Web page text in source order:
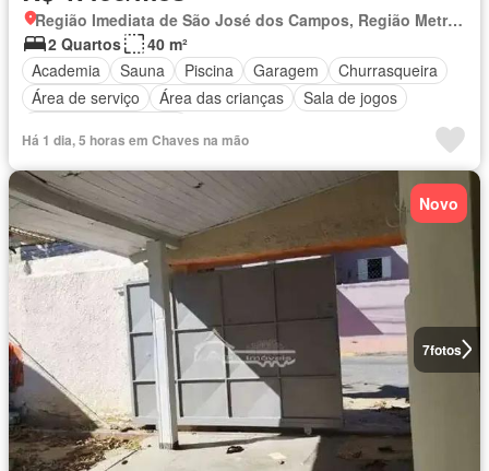
Região Imediata de São José dos Campos, Região Metropolitana do Vale do Paraíba e Litoral Norte
2 Quartos
40 m²
Academia
Sauna Piscina Garagem
Churrasqueira
Área de serviço
Área das crianças
Sala de jogos
Há 1 dia, 5 horas em Chaves na mão
7fotos
Novo